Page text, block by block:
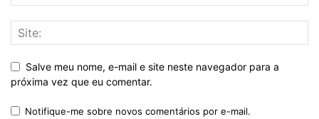
Salve meu nome, e-mail e site neste navegador para a
próxima vez que eu comentar.
Notifique-me sobre novos comentários por e-mail.